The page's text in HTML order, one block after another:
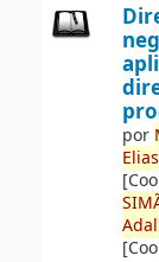
por
Elias